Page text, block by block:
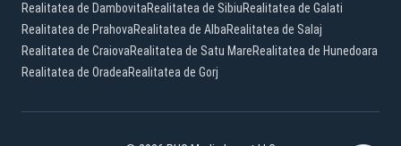
Realitatea de DambovitaRealitatea de SibiuRealitatea de Galati
Realitatea de PrahovaRealitatea de AlbaRealitatea de Salaj
Realitatea de CraiovaRealitatea de Satu MareRealitatea de Hunedoara
Realitatea de OradeaRealitatea de Gorj